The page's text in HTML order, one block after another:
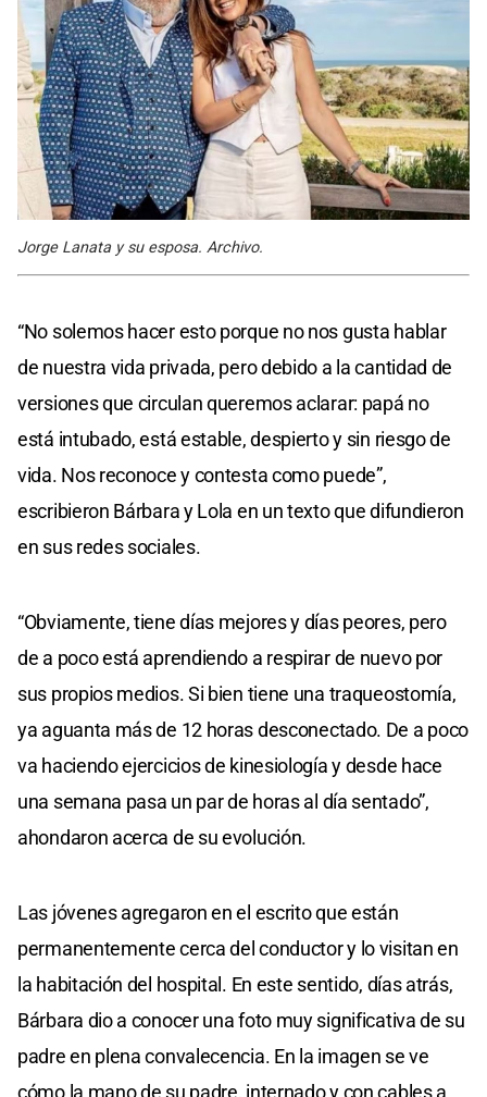
Jorge Lanata y su esposa. Archivo.
“No solemos hacer esto porque no nos gusta hablar
de nuestra vida privada, pero debido a la cantidad de
versiones que circulan queremos aclarar: papá no
está intubado, está estable, despierto y sin riesgo de
vida. Nos reconoce y contesta como puede”,
escribieron Bárbara y Lola en un texto que difundieron
en sus redes sociales.
“Obviamente, tiene días mejores y días peores, pero
de a poco está aprendiendo a respirar de nuevo por
sus propios medios. Si bien tiene una traqueostomía,
ya aguanta más de 12 horas desconectado. De a poco
va haciendo ejercicios de kinesiología y desde hace
una semana pasa un par de horas al día sentado”,
ahondaron acerca de su evolución.
Las jóvenes agregaron en el escrito que están
permanentemente cerca del conductor y lo visitan en
la habitación del hospital. En este sentido, días atrás,
Bárbara dio a conocer una foto muy significativa de su
padre en plena convalecencia. En la imagen se ve
cómo la mano de su padre, internado y con cables a